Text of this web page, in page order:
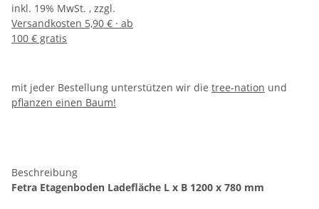
inkl. 19% MwSt. , zzgl.
Versandkosten 5,90 € · ab
100 € gratis
mit jeder Bestellung unterstützen wir die tree-nation und
pflanzen einen Baum!
Beschreibung
Fetra Etagenboden Ladefläche L x B 1200 x 780 mm